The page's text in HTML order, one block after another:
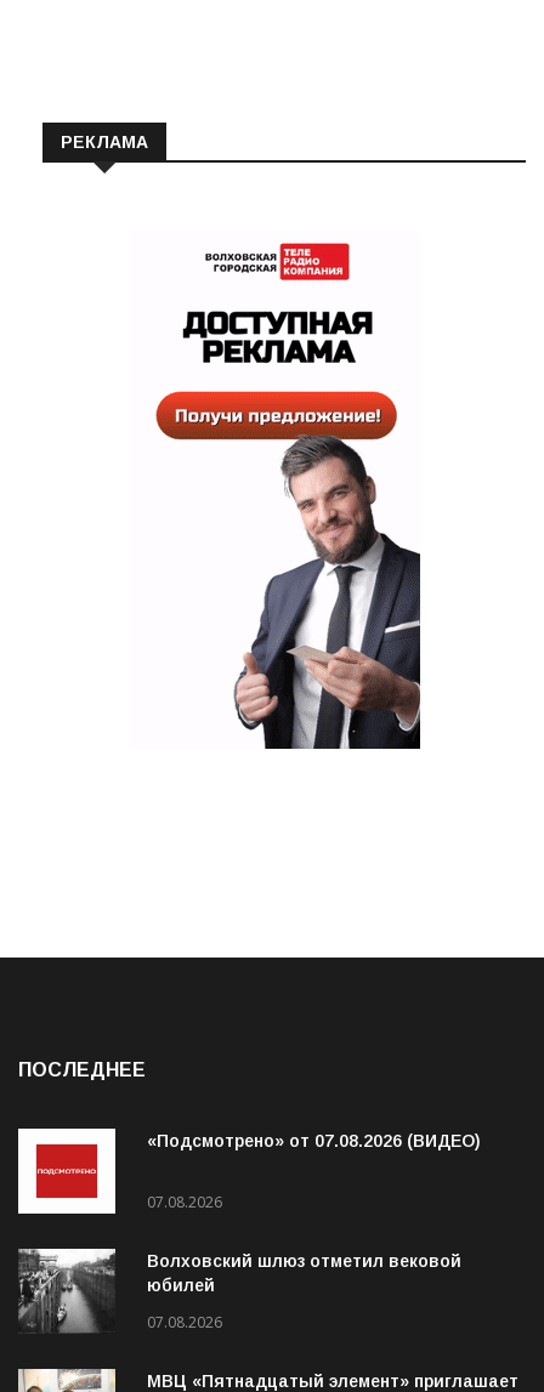
РЕКЛАМА
ПОСЛЕДНЕЕ
«Подсмотрено» от 07.08.2026 (ВИДЕО)
07.08.2026
Волховский шлюз отметил вековой
юбилей
07.08.2026
МВЦ «Пятнадцатый элемент» приглашает